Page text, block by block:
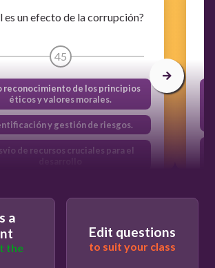
es un efecto de la corrupción?
45
reconocimiento de los principios
éticos y valores morales.
y gestión de riesgos.
de recursos cruciales para el
a
the
Edit questions
to suit your class